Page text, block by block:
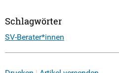
Schlagwörter
SV-Berater*innen